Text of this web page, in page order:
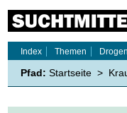
Index
Themen Drogen
Pfad: Startseite >